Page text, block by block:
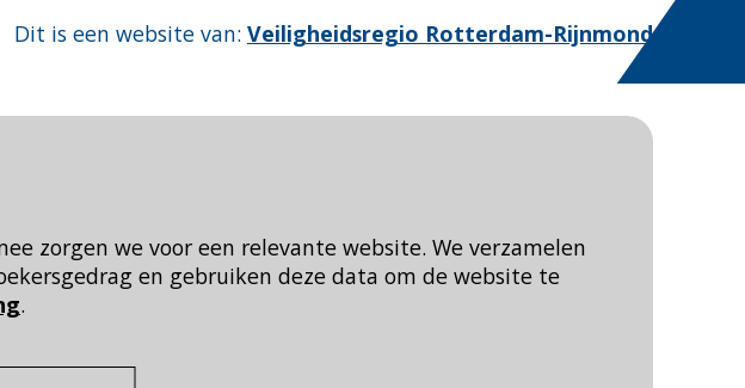
zorgen we voor een relevante website. We verzamelen
en gebruiken deze data om de website te
.
Dit is een website van: Veiligheidsregio Rotterdam-Rijnmond